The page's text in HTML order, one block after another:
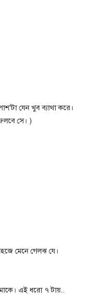
যেন খুব ব্যাথা করে।
সে। )
মেনে গেলঝ যে।
এই ধরো ৭ টায়..